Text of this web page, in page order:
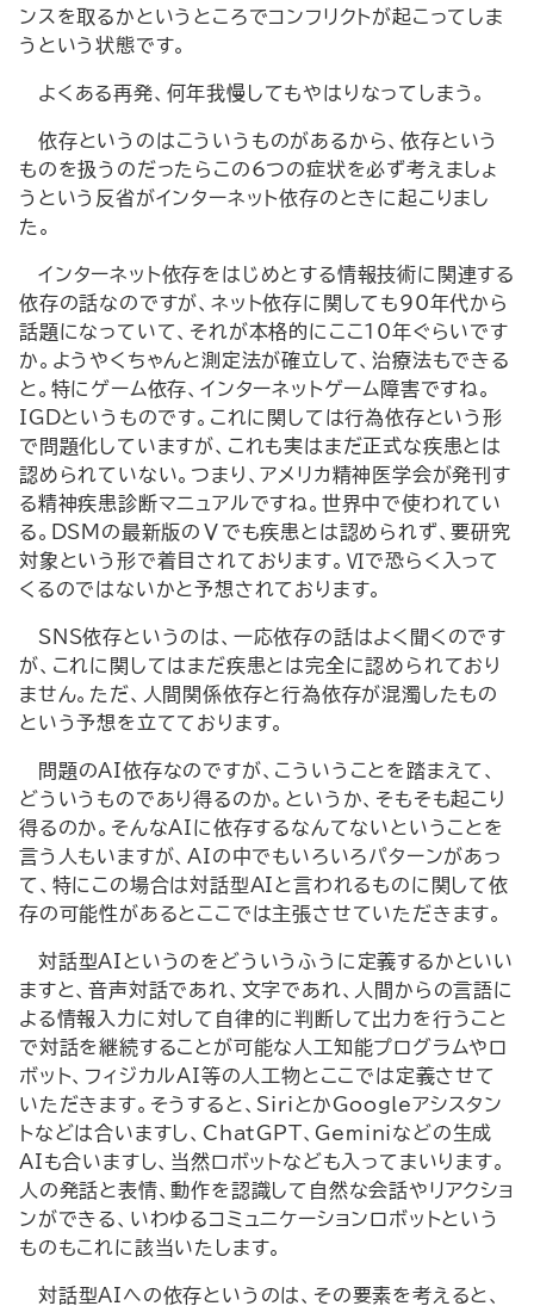
ンスを取るかというところでコンフリクトが起こってしま
うという状態です。
よくある再発、何年我慢してもやはりなってしまう。
依存というのはこういうものがあるから、依存という
ものを扱うのだったらこの6つの症状を必ず考えましょ
うという反省がインターネット依存のときに起こりまし
た。
インターネット依存をはじめとする情報技術に関連する
依存の話なのですが、ネット依存に関しても90年代から
話題になっていて、それが本格的にここ10年ぐらいです
か。ようやくちゃんと測定法が確立して、治療法もできる
と。特にゲーム依存、インターネットゲーム障害ですね。
IGDというものです。これに関しては行為依存という形
で問題化していますが、これも実はまだ正式な疾患とは
認められていない。つまり、アメリカ精神医学会が発刊す
る精神疾患診断マニュアルですね。世界中で使われてい
る。DSMの最新版のⅤでも疾患とは認められず、要研究
対象という形で着目されております。Ⅵで恐らく入って
くるのではないかと予想されております。
SNS依存というのは、一応依存の話はよく聞くのです
が、これに関してはまだ疾患とは完全に認められており
ません。ただ、人間関係依存と行為依存が混濁したもの
という予想を立てております。
問題のAI依存なのですが、こういうことを踏まえて、
どういうものであり得るのか。というか、そもそも起こり
得るのか。そんなAIに依存するなんてないということを
言う人もいますが、AIの中でもいろいろパターンがあっ
て、特にこの場合は対話型AIと言われるものに関して依
存の可能性があるとここでは主張させていただきます。
対話型AIというのをどういうふうに定義するかといい
ますと、音声対話であれ、文字であれ、人間からの言語に
よる情報入力に対して自律的に判断して出力を行うこと
で対話を継続することが可能な人工知能プログラムやロ
ボット、フィジカルAI等の人工物とここでは定義させて
いただきます。そうすると、SiriとかGoogleアシスタン
トなどは合いますし、ChatGPT、Geminiなどの生成
AIも合いますし、当然ロボットなども入ってまいります。
人の発話と表情、動作を認識して自然な会話やリアクショ
ンができる、いわゆるコミュニケーションロボットという
ものもこれに該当いたします。
対話型AIへの依存というのは、その要素を考えると、